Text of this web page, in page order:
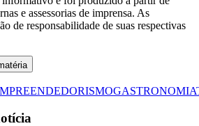
e assessorias de imprensa. As
de responsabilidade de suas respectivas
GASTRONOMIA